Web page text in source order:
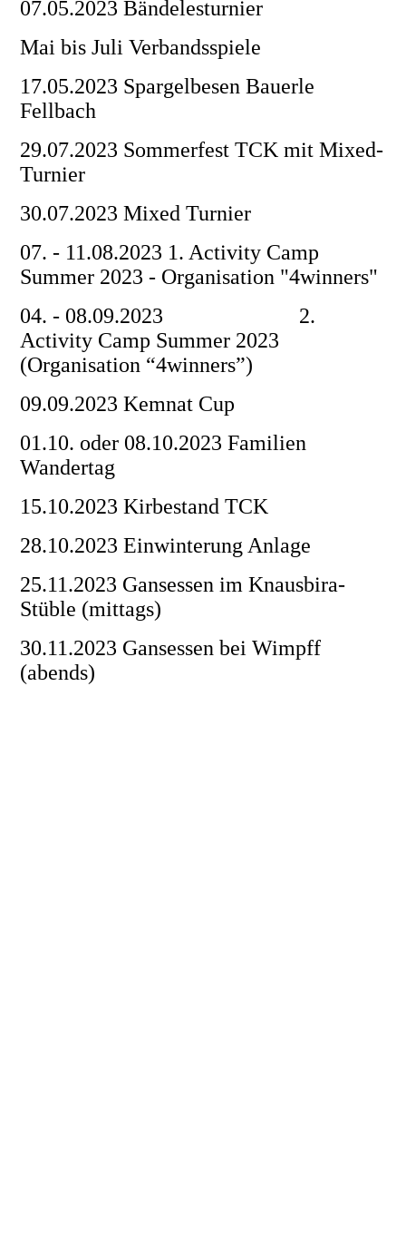
07.05.2023 Bändelesturnier
Mai bis Juli Verbandsspiele
17.05.2023 Spargelbesen Bauerle
Fellbach
29.07.2023 Sommerfest TCK mit Mixed-
Turnier
30.07.2023 Mixed Turnier
07. - 11.08.2023 1. Activity Camp
Summer 2023 - Organisation "4winners"
04. - 08.09.2023 2.
Activity Camp Summer 2023
(Organisation “4winners”)
09.09.2023 Kemnat Cup
01.10. oder 08.10.2023 Familien
Wandertag
15.10.2023 Kirbestand TCK
28.10.2023 Einwinterung Anlage
25.11.2023 Gansessen im Knausbira-
Stüble (mittags)
30.11.2023 Gansessen bei Wimpff
(abends)